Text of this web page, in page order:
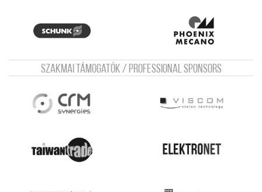
Szakmai támogatók / Professional sponsors